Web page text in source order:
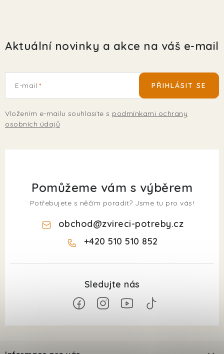
Aktuální novinky a akce na váš e-mail
E-mail
Vložením e-mailu souhlasíte s podmínkami ochrany
osobních údajů
PŘIHLÁSIT SE
Pomůžeme vám s výběrem
Potřebujete s něčím poradit? Jsme tu pro vás!
obchod@zvireci-potreby.cz
+420 510 510 852